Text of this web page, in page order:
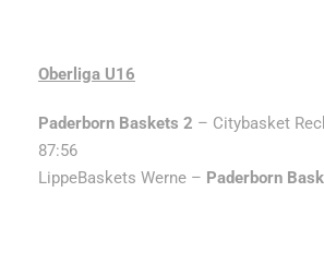
Oberliga U16
Paderborn Baskets 2 – Citybasket
87:56
LippeBaskets Werne – Paderborn